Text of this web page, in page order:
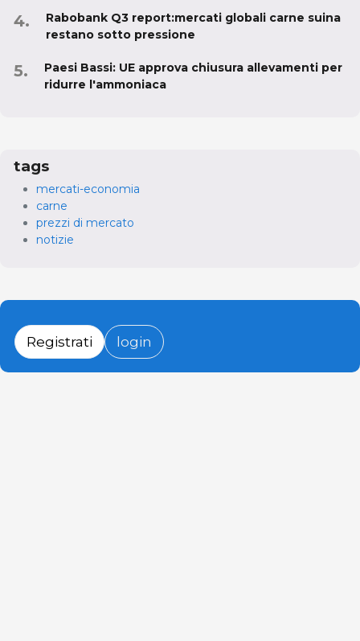
Rabobank Q3 report:mercati globali carne suina
restano sotto pressione
Paesi Bassi: UE approva chiusura allevamenti per
ridurre l'ammoniaca
tags
mercati-economia
carne
prezzi di mercato
notizie
Registrati login